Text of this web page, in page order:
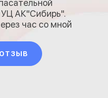
УЦ АК"Сибирь".
час со мной
С....ленко
Назначили
у нас,